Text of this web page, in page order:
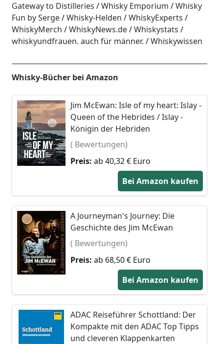
Gateway to Distilleries
Whisky Emporium
Whisky
Fun by Serge
Whisky-Helden
WhiskyExperts
WhiskyMerch
WhiskyNews.de
Whiskystats
whiskyundfrauen. auch für männer.
Whiskywissen
Whisky-Bücher bei Amazon
Jim McEwan: Isle of my heart: Islay -
Queen of the Hebrides / Islay -
Königin der Hebriden
( Bewertungen)
Preis: ab 40,32 € Euro
Bei Amazon kaufen
A Journeyman's Journey: Die
Geschichte des Jim McEwan
( Bewertungen)
Preis: ab 68,50 € Euro
Bei Amazon kaufen
ADAC Reiseführer Schottland: Der
Kompakte mit den ADAC Top Tipps
und cleveren Klappenkarten